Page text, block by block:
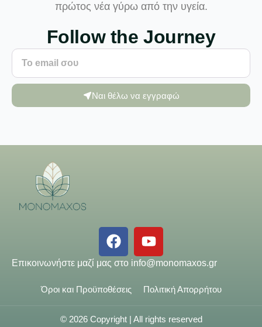
πρώτος νέα γύρω από την υγεία.
Follow the Journey
Ναι θέλω να εγγραφώ
Επικοινωνήστε μαζί μας στο info@monomaxos.gr
Όροι και Προϋποθέσεις Πολιτική Απορρήτου
© 2026 Copyright | All rights reserved